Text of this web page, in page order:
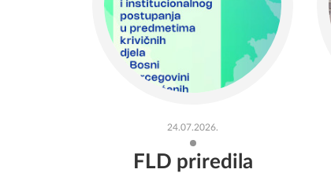
24.07.2026.
FLD priredila